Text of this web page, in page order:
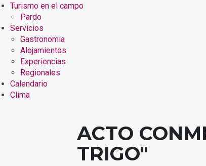
Turismo en el campo
Pardo
Servicios
Gastronomia
Alojamientos
Experiencias
Regionales
Calendario
Clima
ACTO
TRIGO"